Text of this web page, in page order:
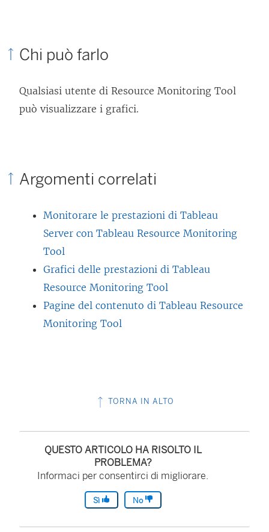
Chi può farlo
Qualsiasi utente di Resource Monitoring Tool
può visualizzare i grafici.
Argomenti correlati
Monitorare le prestazioni di Tableau
Server con Tableau Resource Monitoring
Tool
Grafici delle prestazioni di Tableau
Resource Monitoring Tool
Pagine del contenuto di Tableau Resource
Monitoring Tool
TORNA IN ALTO
QUESTO ARTICOLO HA RISOLTO IL
PROBLEMA?
Informaci per consentirci di migliorare.
Sì No